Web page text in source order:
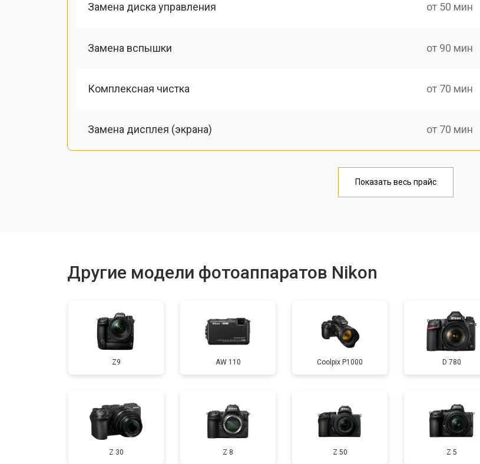
Замена диска управления от 50 мин
Замена вспышки от 90 мин
Комплексная чистка от 70 мин
Замена дисплея (экрана) от 70 мин
от 60 мин
Замена затвора от 50 мин
Замена CCD/CMOS матрицы от 120 мин
Чистка матрицы от 90 мин
Показать весь прайс
Другие модели фотоаппаратов Nikon
Z9 AW 110 Coolpix P1000 D 780
Z 30 Z 8 Z 50 Z 5